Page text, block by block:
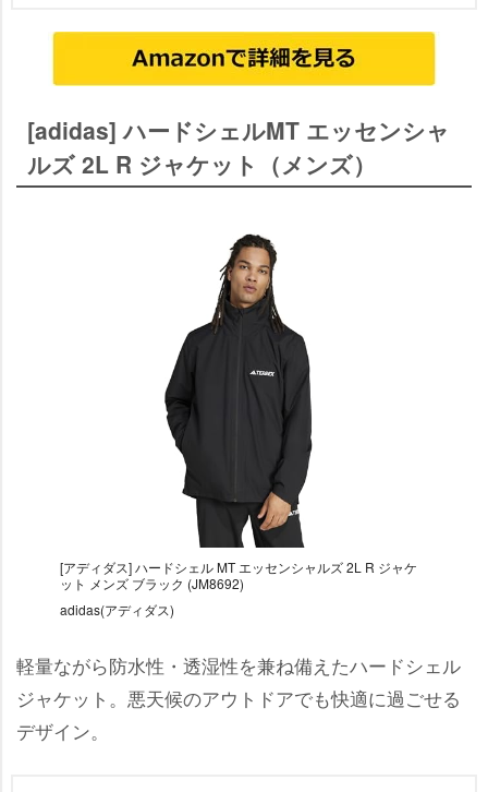
[adidas] ハードシェルMT エッセンシャ
ルズ 2L R ジャケット（メンズ）
[アディダス] ハードシェル MT エッセンシャルズ 2L R ジャケ
ット メンズ ブラック (JM8692)
adidas(アディダス)
軽量ながら防水性・透湿性を兼ね備えたハードシェル
ジャケット。悪天候のアウトドアでも快適に過ごせる
デザイン。